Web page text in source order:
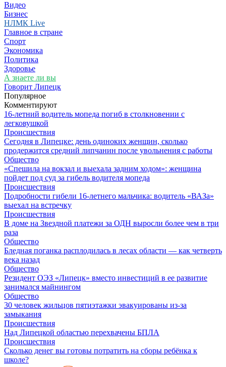
Видео
Бизнес
НЛМК Live
Главное в стране
Спорт
Экономика
Политика
Здоровье
А знаете ли вы
Говорит Липецк
Популярное
Комментируют
16-летний водитель мопеда погиб в столкновении с
легковушкой
Происшествия
Сегодня в Липецке: день одиноких женщин, сколько
продержится средний липчанин после увольнения с работы
Общество
«Спешила на вокзал и выехала задним ходом»: женщина
пойдет под суд за гибель водителя мопеда
Происшествия
Подробности гибели 16-летнего мальчика: водитель «ВАЗа»
выехал на встречку
Происшествия
В доме на Звездной платежи за ОДН выросли более чем в три
раза
Общество
Бледная поганка расплодилась в лесах области — как четверть
века назад
Общество
Резидент ОЭЗ «Липецк» вместо инвестиций в ее развитие
занимался майнингом
Общество
30 человек жильцов пятиэтажки эвакуированы из-за
замыкания
Происшествия
Над Липецкой областью перехвачены БПЛА
Происшествия
Сколько денег вы готовы потратить на сборы ребёнка к
школе?